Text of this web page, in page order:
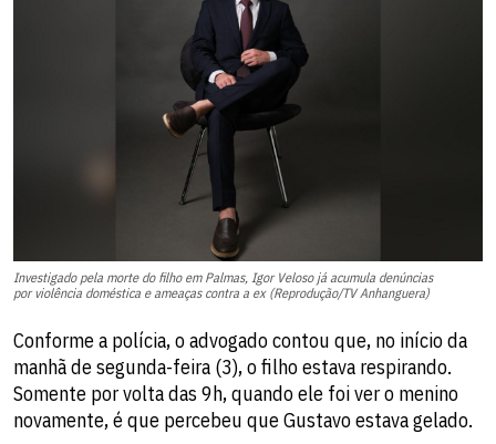
Investigado pela morte do filho em Palmas, Igor Veloso já acumula denúncias
por violência doméstica e ameaças contra a ex (Reprodução/TV Anhanguera)
Conforme a polícia, o advogado contou que, no início da
manhã de segunda-feira (3), o filho estava respirando.
Somente por volta das 9h, quando ele foi ver o menino
novamente, é que percebeu que Gustavo estava gelado.